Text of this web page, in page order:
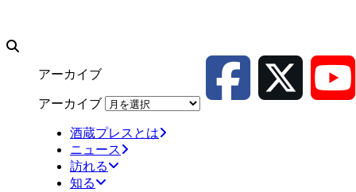
アーカイブ
アーカイブ
酒蔵プレスとは
ニュース
訪れる
知る